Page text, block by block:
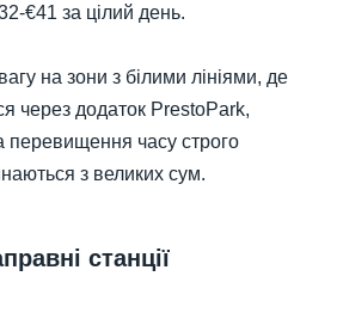
€41 за цілий день.
на зони з білими лініями, де
через додаток PrestoPark,
перевищення часу строго
з великих сум.
станції